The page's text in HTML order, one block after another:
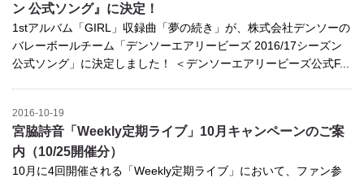
ン 公式ソング』に決定！
1stアルバム「GIRL」収録曲「夢の続き」が、株式会社デンソーの
バレーボールチーム「デンソーエアリービーズ 2016/17シーズン
公式ソング」に決定しました！ ＜デンソーエアリービーズ公式F...
2016-10-19
宮脇詩音「Weekly定期ライブ」10月キャンペーンのご案
内（10/25開催分）
10月に4回開催される「Weekly定期ライブ」において、ファン参